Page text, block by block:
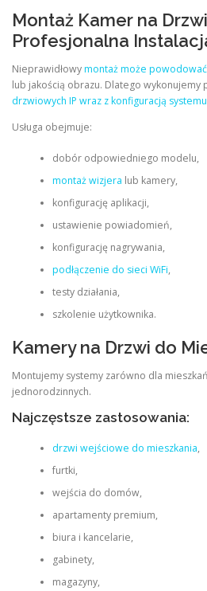
Montaż Kamer na
Profesjonalna
Nieprawidłowymontaż może
lub jakością obrazu. Dlatego wykonujemy
drzwiowych IP wraz z konfiguracją systemu
Usługa obejmuje:
dobór odpowiedniego modelu,
montaż wizjera lub kamery,
konfigurację aplikacji,
ustawienie powiadomień,
konfigurację nagrywania,
podłączenie do sieci WiFi,
testy działania,
szkolenie użytkownika.
Kamery na Drzwi do
Montujemy systemy zarówno dla
jednorodzinnych.
Najczęstsze zastosowania:
drzwi wejściowe do mieszkania,
furtki,
wejścia do domów,
apartamenty premium,
biura i kancelarie,
gabinety,
magazyny,